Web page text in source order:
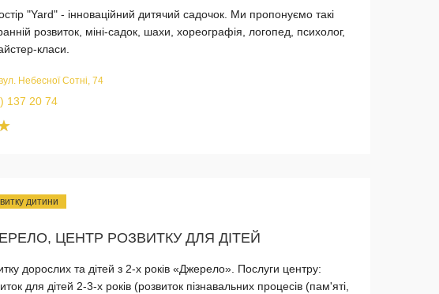
"Yard" - інноваційний дитячий садочок. Ми пропонуємо такі
розвиток, міні-садок, шахи, хореографія, логопед, психолог,
класи.
Небесної Сотні, 74
137 20 74
дитини
ЦЕНТР РОЗВИТКУ ДЛЯ ДІТЕЙ
дорослих та дітей з 2-х років «Джерело». Послуги центру:
для дітей 2-3-х років (розвиток пізнавальних процесів (пам'яті,